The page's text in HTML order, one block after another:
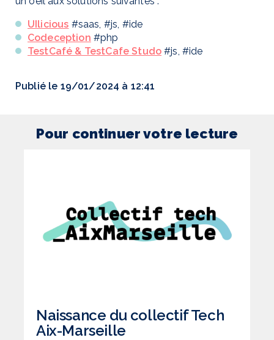
UIlicious #saas, #js, #ide
Codeception #php
TestCafé & TestCafe Studo #js, #ide
Publié le 19/01/2024 à 12:41
Pour continuer votre lecture
Naissance du collectif Tech
Aix-Marseille